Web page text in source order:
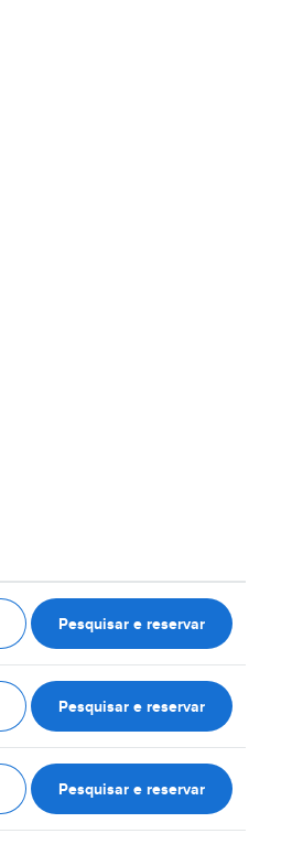
Pesquisar e reservar
Pesquisar e reservar
Pesquisar e reservar